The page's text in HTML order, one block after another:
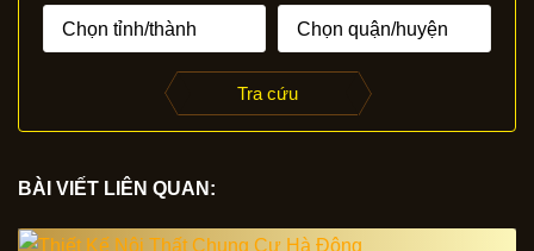
Tra cứu
BÀI VIẾT LIÊN QUAN: